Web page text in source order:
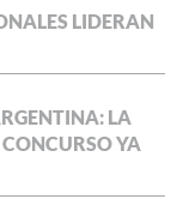
LIDERAN
LA
YA